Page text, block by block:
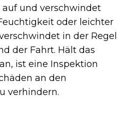
und verschwindet
oder leichter
in der Regel
der Fahrt. Hält das
ist eine Inspektion
an den
verhindern.